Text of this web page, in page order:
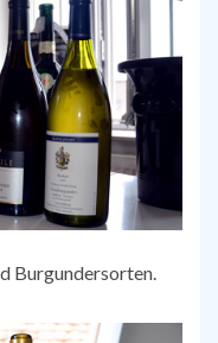
Burgundersorten.